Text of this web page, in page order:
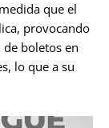
que el
provocando
boletos en
lo que a su